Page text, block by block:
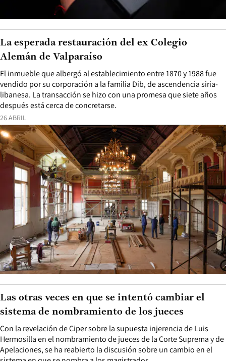
26 ABRIL
El inmueble que albergó al establecimiento entre 1870 y 1988 fue
vendido por su corporación a la familia Dib, de ascendencia siria-
libanesa. La transacción se hizo con una promesa que siete años
después está cerca de concretarse.
La esperada restauración del ex Colegio
Alemán de Valparaíso
Con la revelación de Ciper sobre la supuesta injerencia de Luis
Hermosilla en el nombramiento de jueces de la Corte Suprema y de
Apelaciones, se ha reabierto la discusión sobre un cambio en el
Las otras veces en que se intentó cambiar el
sistema de nombramiento de los jueces